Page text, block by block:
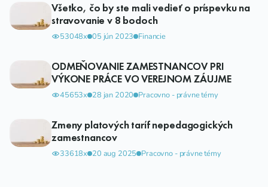
Všetko, čo by ste mali vedieť o príspevku na
stravovanie v 8 bodoch
53048x 05 jún 2023 Financie
ODMEŇOVANIE ZAMESTNANCOV PRI
VÝKONE PRÁCE VO VEREJNOM ZÁUJME
45653x 28 jan 2020 Pracovno - právne témy
Zmeny platových taríf nepedagogických
zamestnancov
33618x 20 aug 2025 Pracovno - právne témy